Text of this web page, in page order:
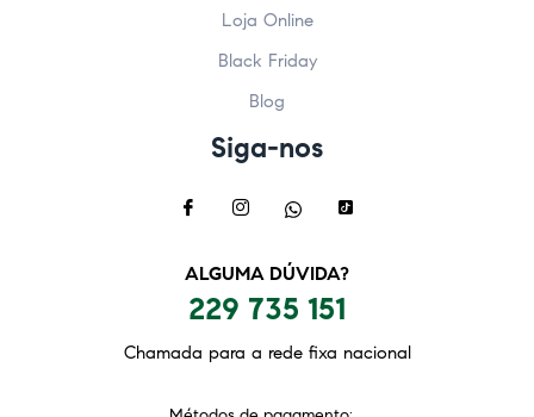
Loja Online
Black Friday
Blog
Siga-nos
ALGUMA DÚVIDA?
229 735 151
Chamada para a rede fixa nacional